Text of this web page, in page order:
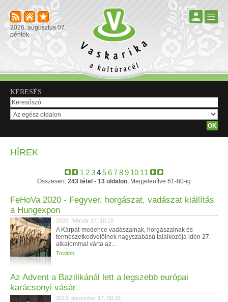
2026. augusztus 07.
péntek
KERESÉS
HÍREK
1 23456789 10 11
Összesen: 243 tétel - 13 oldalon, Megjelenítve 61-80-ig
FeHoVa 2020 - Fegyver, horgászat, vadászat kiállítás
a Hungexpon
2020. február 17. 10:15
A Kárpát-medence vadászainak, horgászainak és
természetkedvelőinek nagyszabású találkozója idén 27.
alkalommal várta az...
Tovább
Az Advent a Bazilikánál lett a legszebb európai
karácsonyi vásár
2019. december 17. 09:15